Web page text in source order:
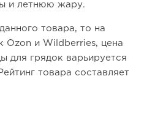
и летнюю жару.
товара, то на
Ozon и Wildberries, цена
для грядок варьируется
товара составляет